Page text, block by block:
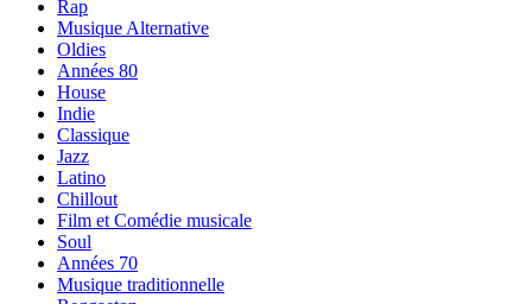
Rap
Musique Alternative
Oldies
Années 80
House
Indie
Classique
Jazz
Latino
Chillout
Film et Comédie musicale
Soul
Années 70
Musique traditionnelle